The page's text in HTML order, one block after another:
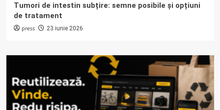
Tumori de intestin subțire: semne posibile și opțiuni
de tratament
press 23 iunie 2026